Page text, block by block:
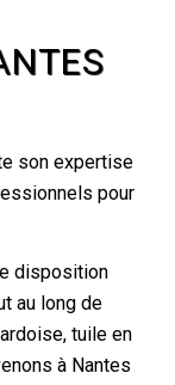
son expertise
pour
disposition
au long de
tuile en
à Nantes